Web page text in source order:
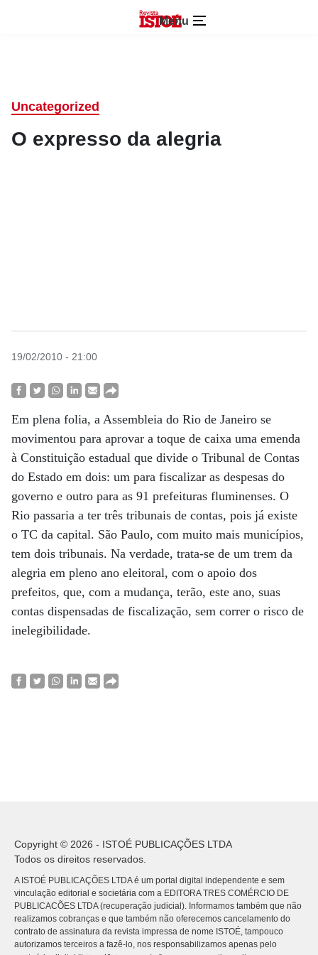
Menu
Uncategorized
O expresso da alegria
19/02/2010 - 21:00
Em plena folia, a Assembleia do Rio de Janeiro se
movimentou para aprovar a toque de caixa uma emenda
à Constituição estadual que divide o Tribunal de Contas
do Estado em dois: um para fiscalizar as despesas do
governo e outro para as 91 prefeituras fluminenses. O
Rio passaria a ter três tribunais de contas, pois já existe
o TC da capital. São Paulo, com muito mais municípios,
tem dois tribunais. Na verdade, trata-se de um trem da
alegria em pleno ano eleitoral, com o apoio dos
prefeitos, que, com a mudança, terão, este ano, suas
contas dispensadas de fiscalização, sem correr o risco de
inelegibilidade.
Copyright © 2026 - ISTOÉ PUBLICAÇÕES LTDA
Todos os direitos reservados.
A ISTOÉ PUBLICAÇÕES LTDA é um portal digital independente e sem
vinculação editorial e societária com a EDITORA TRES COMÉRCIO DE
PUBLICACÕES LTDA (recuperação judicial). Informamos também que não
realizamos cobranças e que também não oferecemos cancelamento do
contrato de assinatura da revista impressa de nome ISTOÉ, tampouco
autorizamos terceiros a fazê-lo, nos responsabilizamos apenas pelo